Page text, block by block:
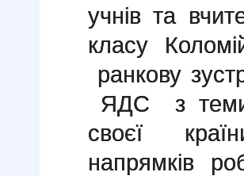
учнів та
класу
ранкову
ЯДС з теми
своєї
напрямків